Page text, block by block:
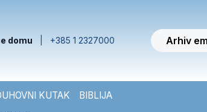
domu +385 1 2327000 Arhiv
KUTAK
BIBLIJA